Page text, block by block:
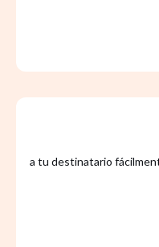
a tu destinatario